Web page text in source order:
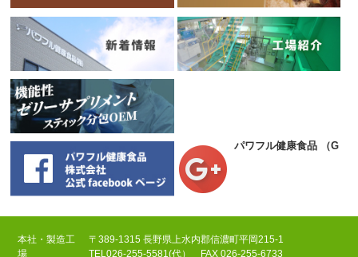
パワフル健康食品 （
本社・製造工
場
〒389-1315 長野県上水内郡信濃町平岡215-1
TEL026-255-5581(代） FAX 026-255-6733